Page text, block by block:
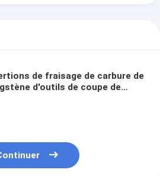
de fraisage de carbure de
d'outils de coupe de